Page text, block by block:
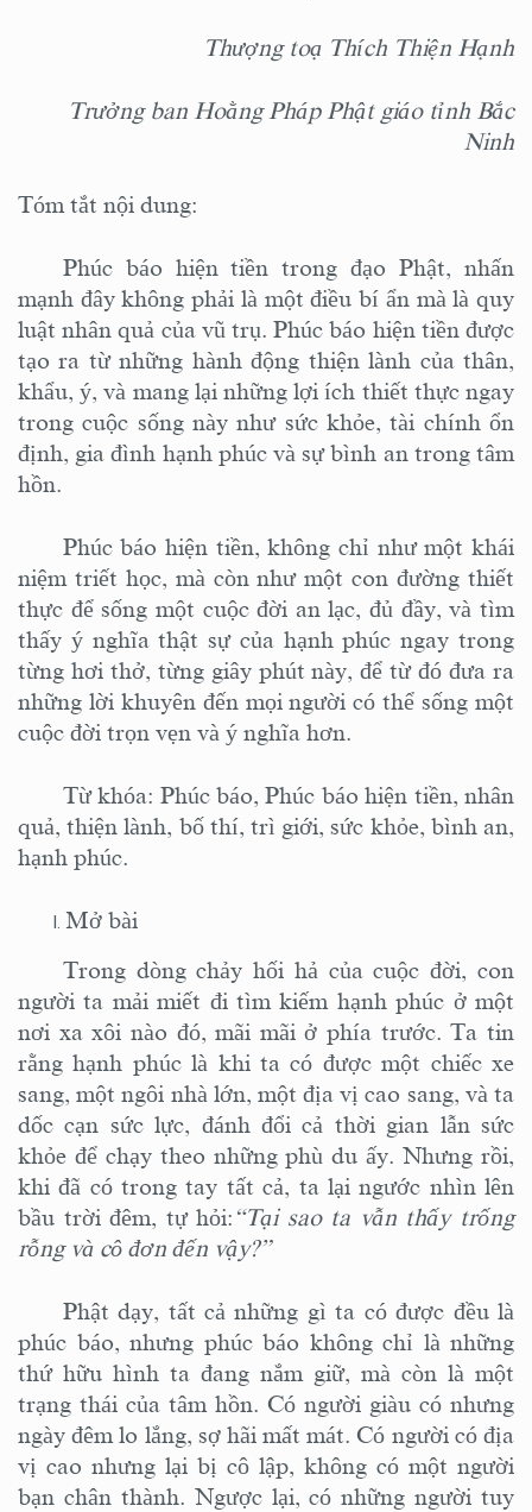
Thượng toạ Thích Thiện Hạnh
Trưởng ban Hoằng Pháp Phật giáo tỉnh Bắc
Ninh
Tóm tắt nội dung:
Phúc báo hiện tiền trong đạo Phật, nhấn
mạnh đây không phải là một điều bí ẩn mà là quy
luật nhân quả của vũ trụ. Phúc báo hiện tiền được
tạo ra từ những hành động thiện lành của thân,
khẩu, ý, và mang lại những lợi ích thiết thực ngay
trong cuộc sống này như sức khỏe, tài chính ổn
định, gia đình hạnh phúc và sự bình an trong tâm
hồn.
Phúc báo hiện tiền, không chỉ như một khái
niệm triết học, mà còn như một con đường thiết
thực để sống một cuộc đời an lạc, đủ đầy, và tìm
thấy ý nghĩa thật sự của hạnh phúc ngay trong
từng hơi thở, từng giây phút này, để từ đó đưa ra
những lời khuyên đến mọi người có thể sống một
cuộc đời trọn vẹn và ý nghĩa hơn.
Từ khóa: Phúc báo, Phúc báo hiện tiền, nhân
quả, thiện lành, bố thí, trì giới, sức khỏe, bình an,
hạnh phúc.
Mở bài
Trong dòng chảy hối hả của cuộc đời, con
người ta mải miết đi tìm kiếm hạnh phúc ở một
nơi xa xôi nào đó, mãi mãi ở phía trước. Ta tin
rằng hạnh phúc là khi ta có được một chiếc xe
sang, một ngôi nhà lớn, một địa vị cao sang, và ta
dốc cạn sức lực, đánh đổi cả thời gian lẫn sức
khỏe để chạy theo những phù du ấy. Nhưng rồi,
khi đã có trong tay tất cả, ta lại ngước nhìn lên
bầu trời đêm, tự hỏi: “Tại sao ta vẫn thấy trống
rỗng và cô đơn đến vậy?”
Phật dạy, tất cả những gì ta có được đều là
phúc báo, nhưng phúc báo không chỉ là những
thứ hữu hình ta đang nắm giữ, mà còn là một
trạng thái của tâm hồn. Có người giàu có nhưng
ngày đêm lo lắng, sợ hãi mất mát. Có người có địa
vị cao nhưng lại bị cô lập, không có một người
bạn chân thành. Ngược lại, có những người tuy